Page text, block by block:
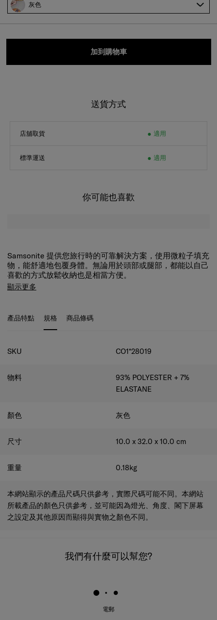
灰色
加到購物車
送貨方式
店舖取貨 適用
標準運送 適用
你可能也喜歡
Samsonite 提供您旅行時的可靠解決方案，使用微粒子填充
物，能舒適地包覆身體。無論用於頭部或腿部，都能以自己
喜歡的方式放鬆收納也是相當方便。
顯示更多
產品特點 規格 商品條碼
規格
SKU CO1*28019
物料
93% POLYESTER + 7%
ELASTANE
顏色 灰色
尺寸 10.0 x 32.0 x 10.0 cm
重量 0.18kg
本網站顯示的產品尺碼只供參考，實際尺碼可能不同。本網站
所載產品的顏色只供參考，並可能因為燈光、角度、閣下屏幕
之設定及其他原因而顯得與實物之顏色不同。
我們有什麼可以幫您?
電郵